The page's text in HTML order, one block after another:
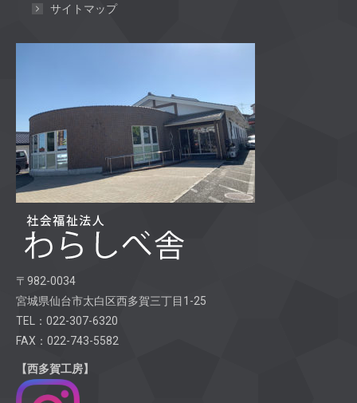
サイトマップ
〒982-0034
宮城県仙台市太白区西多賀三丁目1-25
TEL：022-307-6320
FAX：022-743-5582
【西多賀工房】